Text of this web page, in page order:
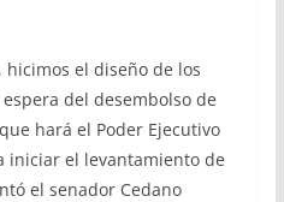
hicimos el diseño de los
del desembolso de
hará el Poder Ejecutivo
iniciar el levantamiento de
el senador Cedano